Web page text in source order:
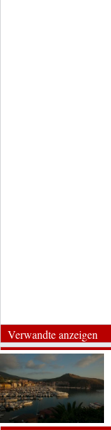
Verwandte anzeigen